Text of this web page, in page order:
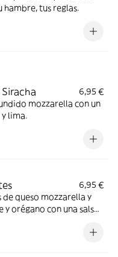
tus reglas.
6,95 €
mozzarella con un
lima.
6,95 €
queso mozzarella y
orégano con una salsa